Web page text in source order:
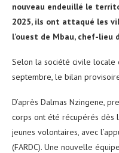
nouveau endeuillé le
2025, ils ont attaqué les
l’ouest de Mbau, chef-lieu
Selon la société civile locale
septembre, le bilan
D’après Dalmas Nzingene,
corps ont été récupérés
jeunes volontaires, avec
(FARDC). Une nouvelle